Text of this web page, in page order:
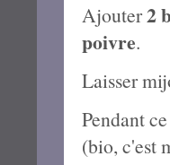
Ajouter2
poivre.
Laisser
Pendant
(bio, c'est